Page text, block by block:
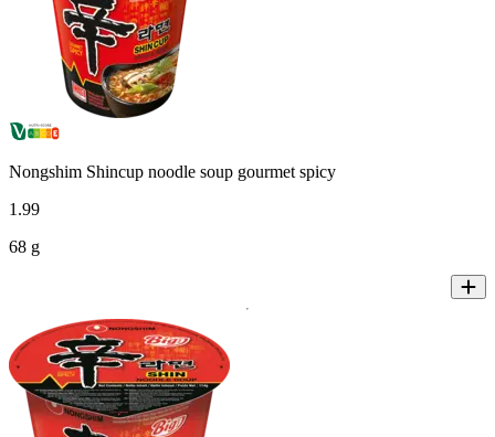
Nongshim Shincup noodle soup gourmet spicy
1 .99
68 g